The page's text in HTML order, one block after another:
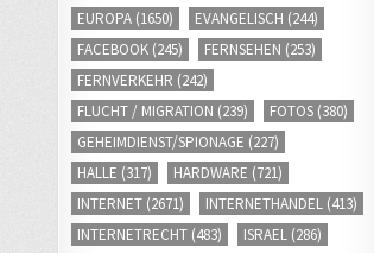
EUROPA (1650) EVANGELISCH (244)
FACEBOOK (245) FERNSEHEN (253)
FERNVERKEHR (242)
FLUCHT / MIGRATION (239) FOTOS (380)
GEHEIMDIENST/SPIONAGE (227)
HALLE (317) HARDWARE (721)
INTERNET (2671) INTERNETHANDEL (413)
INTERNETRECHT (483) ISRAEL (286)